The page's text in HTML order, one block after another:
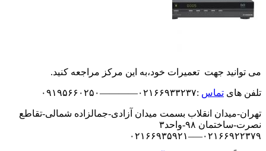
می توانید جهت تعمیرات خود،به این مرکز مراجعه کنید.
تلفن های تماس :۰۲۱۶۶۹۳۳۲۳۷————۰۹۱۹۵۶۶۰۲۵۰
تهران-میدان انقلاب بسمت میدان آزادی-جمالزاده شمالی-تقاطع
نصرت-ساختمان ۹۸-واحد۳
۰۲۱۶۶۹۲۲۳۷۹—–۰۲۱۶۶۹۳۵۹۲۱